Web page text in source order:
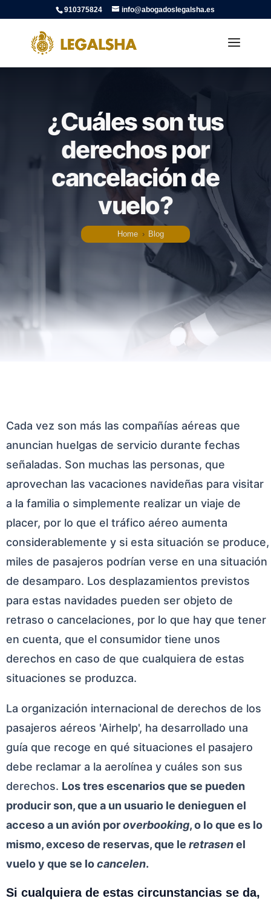
910375824 info@abogadoslegalsha.es
¿Cuáles son tus
derechos por
cancelación de
vuelo?
Home › Blog
Cada vez son más las compañías aéreas que
anuncian huelgas de servicio durante fechas
señaladas. Son muchas las personas, que
aprovechan las vacaciones navideñas para visitar
a la familia o simplemente realizar un viaje de
placer, por lo que el tráfico aéreo aumenta
considerablemente y si esta situación se produce,
miles de pasajeros podrían verse en una situación
de desamparo. Los desplazamientos previstos
para estas navidades pueden ser objeto de
retraso o cancelaciones, por lo que hay que tener
en cuenta, que el consumidor tiene unos
derechos en caso de que cualquiera de estas
situaciones se produzca.
La organización internacional de derechos de los
pasajeros aéreos 'Airhelp', ha desarrollado una
guía que recoge en qué situaciones el pasajero
debe reclamar a la aerolínea y cuáles son sus
derechos. Los tres escenarios que se pueden
producir son, que a un usuario le denieguen el
acceso a un avión poroverbooking, o lo que es lo
mismo, exceso de reservas, que le retrasenel
vuelo y que se locancelen.
Si cualquiera de estas circunstancias se da,